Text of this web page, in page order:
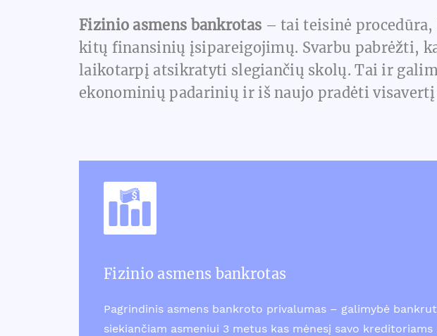
Fizinio asmens bankrotas – tai teisinė
kitų finansinių įsipareigojimų. Svarbu pabrėžti,
laikotarpį atsikratyti slegiančių skolų. Tai ir
ekonominių padarinių ir iš naujo pradėti visavertį
Fizinio asmens bankrotas
Pagrindinis asmens bankroto privalumas – galimybė
siekiančiam asmeniui 3 metus kas mėnesį savo kreditoriams